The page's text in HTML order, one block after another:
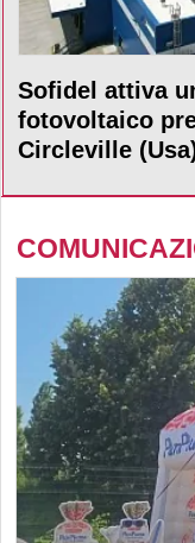
Sofidel attiva
fotovoltaico
Circleville